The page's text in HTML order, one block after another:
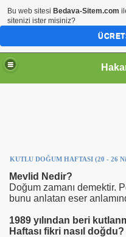
KUTLU DOĞUM HAFTASI (20 - 26
Mevlid Nedir?
Doğum zamanı demektir.
bunu anlatan eser
1989 yılından beri
Haftası fikri nasıl doğdu?
Bu web sitesi Bedava-Sitem.com
sitenizi ister misiniz?